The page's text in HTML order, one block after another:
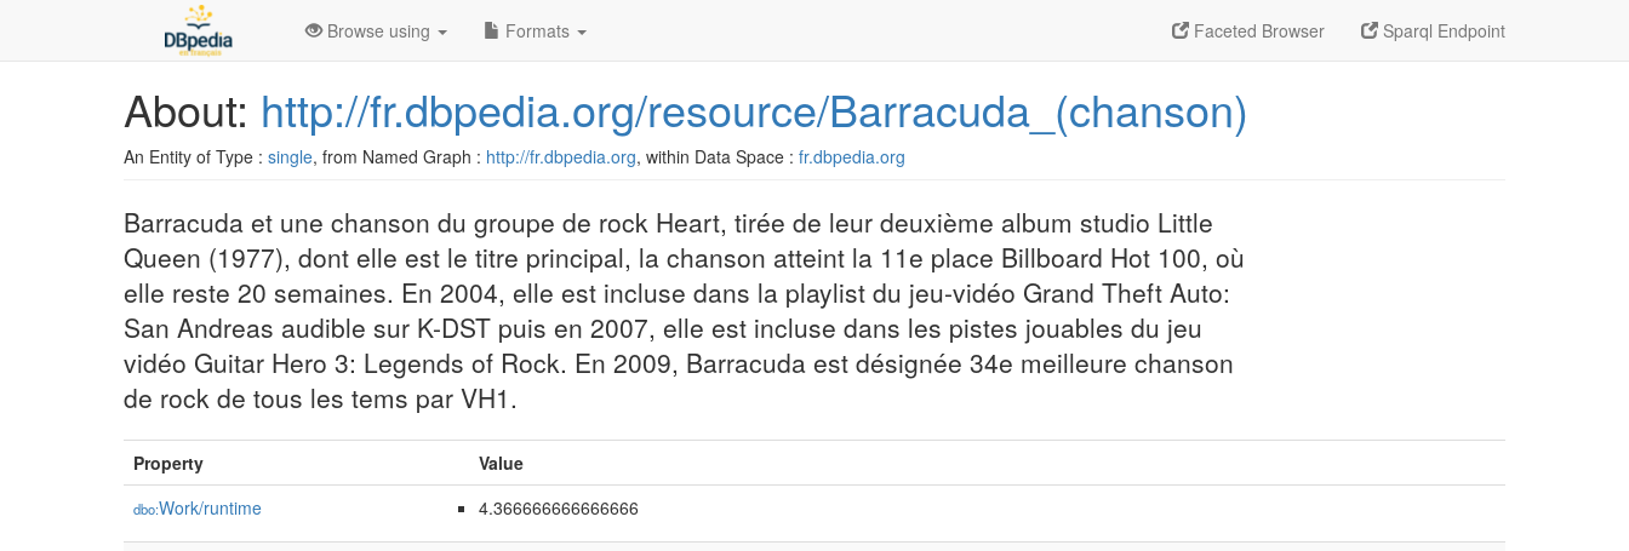
Faceted Browser Sparql Endpoint
Browse using Formats
About: http://fr.dbpedia.org/resource/Barracuda_(chanson)
An Entity of Type : single, from Named Graph : http://fr.dbpedia.org, within Data Space : fr.dbpedia.org
Barracuda et une chanson du groupe de rock Heart, tirée de leur deuxième album studio Little
Queen (1977), dont elle est le titre principal, la chanson atteint la 11e place Billboard Hot 100, où
elle reste 20 semaines. En 2004, elle est incluse dans la playlist du jeu-vidéo Grand Theft Auto:
San Andreas audible sur K-DST puis en 2007, elle est incluse dans les pistes jouables du jeu
vidéo Guitar Hero 3: Legends of Rock. En 2009, Barracuda est désignée 34e meilleure chanson
de rock de tous les tems par VH1.
Property Value
dbo:Work/runtime 4.366666666666666